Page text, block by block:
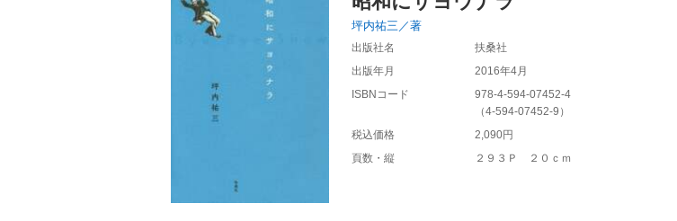
坪内祐三／著
出版社名
扶桑社
出版年月
2016年4月
ISBNコード
978-4-594-07452-4
（4-594-07452-9 ）
税込価格
2,090円
頁数・縦
２９３Ｐ ２０ｃｍ